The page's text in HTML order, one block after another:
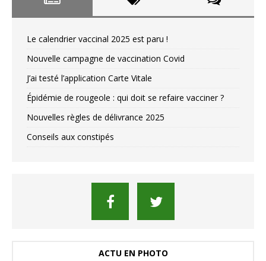
Le calendrier vaccinal 2025 est paru !
Nouvelle campagne de vaccination Covid
J’ai testé l’application Carte Vitale
Épidémie de rougeole : qui doit se refaire vacciner ?
Nouvelles règles de délivrance 2025
Conseils aux constipés
ACTU EN PHOTO